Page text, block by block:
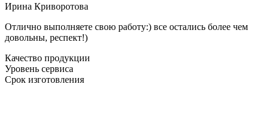
Ирина Криворотова
Отлично выполняете свою работу:) все остались более чем
довольны, респект!)
Качество продукции
Уровень сервиса
Срок изготовления